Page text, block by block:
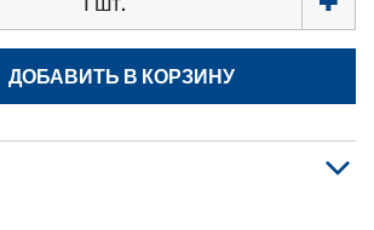
ДОБАВИТЬ В КОРЗИНУ